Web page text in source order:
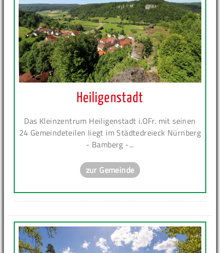
Heiligenstadt
Das Kleinzentrum Heiligenstadt i.OFr. mit seinen
24 Gemeindeteilen liegt im Städtedreieck Nürnberg
- Bamberg -...
zur Gemeinde